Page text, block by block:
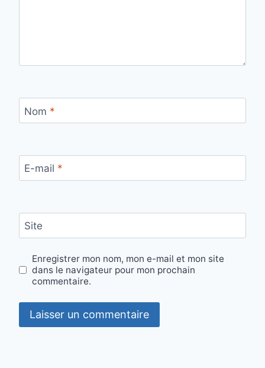
Nom *
E-mail *
Site
Enregistrer mon nom, mon e-mail et mon site
dans le navigateur pour mon prochain
commentaire.